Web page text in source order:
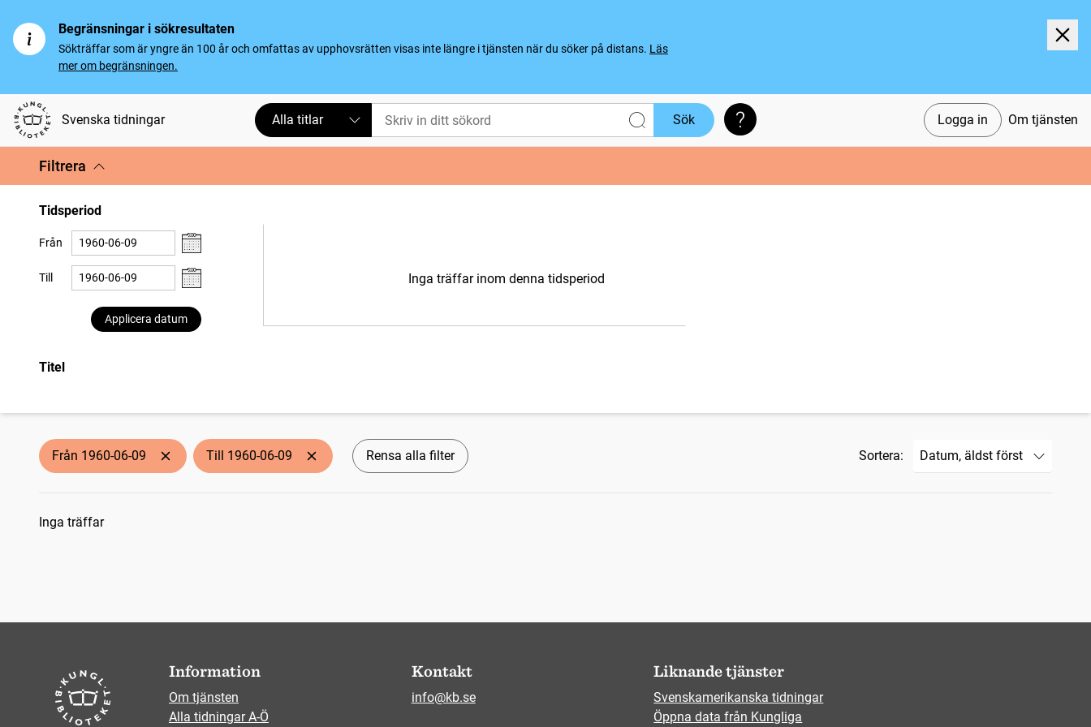
Begränsningar i sökresultaten
Sökträffar som är yngre än 100 år och omfattas av upphovsrätten visas inte längre i tjänsten när du söker på distans. Läs
mer om begränsningen.
Svenska tidningar Logga in Om tjänsten
Alla titlar Sök Söktips
Filtrera
Tidsperiod
Från
Till
Applicera datum
Inga träffar inom denna tidsperiod
Titel
Från 1960-06-09 Till 1960-06-09 Rensa alla filter Sortera:
Sökresultat
Inga träffar
Information
Om tjänsten
Alla tidningar A-Ö
Kontakt
info@kb.se
Liknande tjänster
Svenskamerikanska tidningar
Öppna data från Kungliga